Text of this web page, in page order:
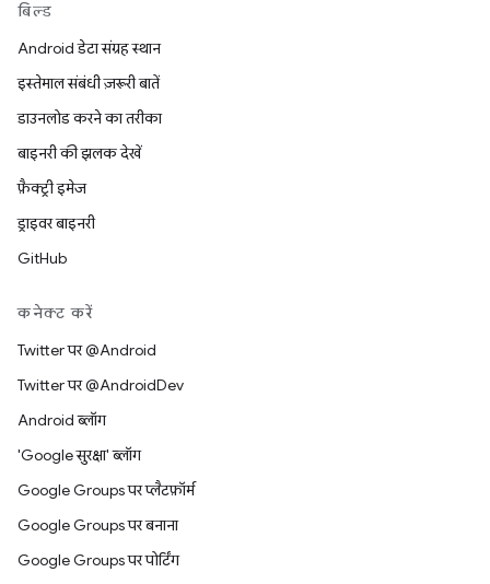
बिल्ड
Android डेटा संग्रह स्थान
इस्तेमाल संबंधी ज़रूरी बातें
डाउनलोड करने का तरीका
बाइनरी की झलक देखें
फ़ैक्ट्री इमेज
ड्राइवर बाइनरी
GitHub
कनेक्ट करें
Twitter पर @Android
Twitter पर @AndroidDev
Android ब्लॉग
'Google सुरक्षा' ब्लॉग
Google Groups पर प्लैटफ़ॉर्म
Google Groups पर बनाना
Google Groups पर पोर्टिंग